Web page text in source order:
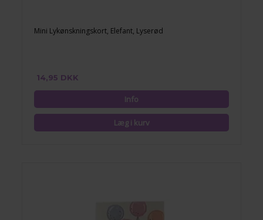
Mini Lykønskningskort, Elefant, Lyserød
14,95 DKK